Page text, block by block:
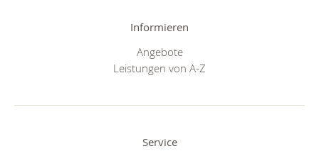
Informieren
Angebote
Leistungen von A-Z
Service